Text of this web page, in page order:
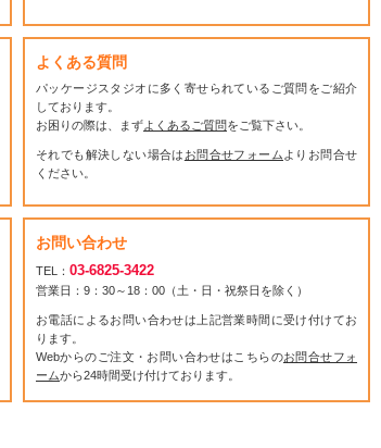
よくある質問
パッケージスタジオに多く寄せられているご質問をご紹介
しております。
お困りの際は、まずよくあるご質問をご覧下さい。
それでも解決しない場合は お問合せフォーム よりお問合せ
ください。
お問い合わせ
TEL： 03-6825-3422
営業日：9：30～18：00（土・日・祝祭日を除く）
お電話によるお問い合わせは上記営業時間に受け付けてお
ります。
Webからのご注文・お問い合わせはこちらのお問合せフォ
ームから24時間受け付けております。